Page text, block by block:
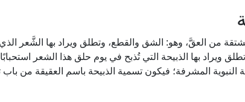
من العقَّ، وهو: الشق والقطع، وتطلق ويراد بها الشَّعر الذي
ويراد بها الذبيحة التي تُذبح في يوم حلق هذا الشعر
النبوية المشرفة؛ فيكون تسمية الذبيحة باسم العقيقة من